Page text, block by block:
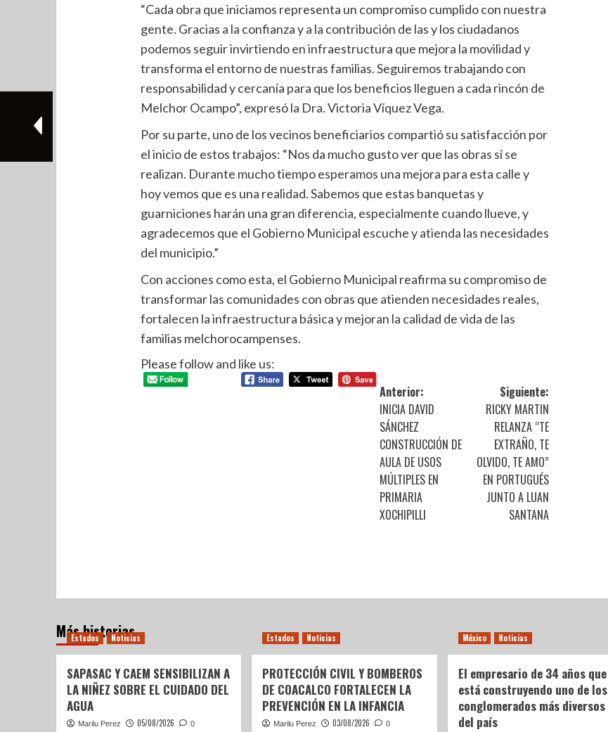
“Cada obra que iniciamos representa un compromiso cumplido con nuestra
gente. Gracias a la confianza y a la contribución de las y los ciudadanos
podemos seguir invirtiendo en infraestructura que mejora la movilidad y
transforma el entorno de nuestras familias. Seguiremos trabajando con
responsabilidad y cercanía para que los beneficios lleguen a cada rincón de
Melchor Ocampo”, expresó la Dra. Victoria Víquez Vega.
Por su parte, uno de los vecinos beneficiarios compartió su satisfacción por
el inicio de estos trabajos: “Nos da mucho gusto ver que las obras sí se
realizan. Durante mucho tiempo esperamos una mejora para esta calle y
hoy vemos que es una realidad. Sabemos que estas banquetas y
guarniciones harán una gran diferencia, especialmente cuando llueve, y
agradecemos que el Gobierno Municipal escuche y atienda las necesidades
del municipio.”
Con acciones como esta, el Gobierno Municipal reafirma su compromiso de
transformar las comunidades con obras que atienden necesidades reales,
fortalecen la infraestructura básica y mejoran la calidad de vida de las
familias melchorocampenses.
Please follow and like us:
Anterior:
INICIA DAVID
SÁNCHEZ
CONSTRUCCIÓN DE
AULA DE USOS
MÚLTIPLES EN
PRIMARIA
XOCHIPILLI
Siguiente:
RICKY MARTIN
RELANZA “TE
EXTRAÑO, TE
OLVIDO, TE AMO”
EN PORTUGUÉS
JUNTO A LUAN
SANTANA
Más historias
Estados Noticias
SAPASAC Y CAEM SENSIBILIZAN A
LA NIÑEZ SOBRE EL CUIDADO DEL
AGUA
Marilu Perez 05/08/2026 0
Estados Noticias
PROTECCIÓN CIVIL Y BOMBEROS
DE COACALCO FORTALECEN LA
PREVENCIÓN EN LA INFANCIA
Marilu Perez 03/08/2026 0
México Noticias
El empresario de 34 años que
está construyendo uno de los
conglomerados más diversos
del país